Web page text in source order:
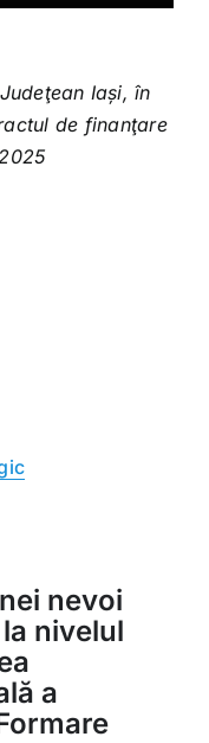
Iași, în
de finanţare
nevoi
nivelul
a